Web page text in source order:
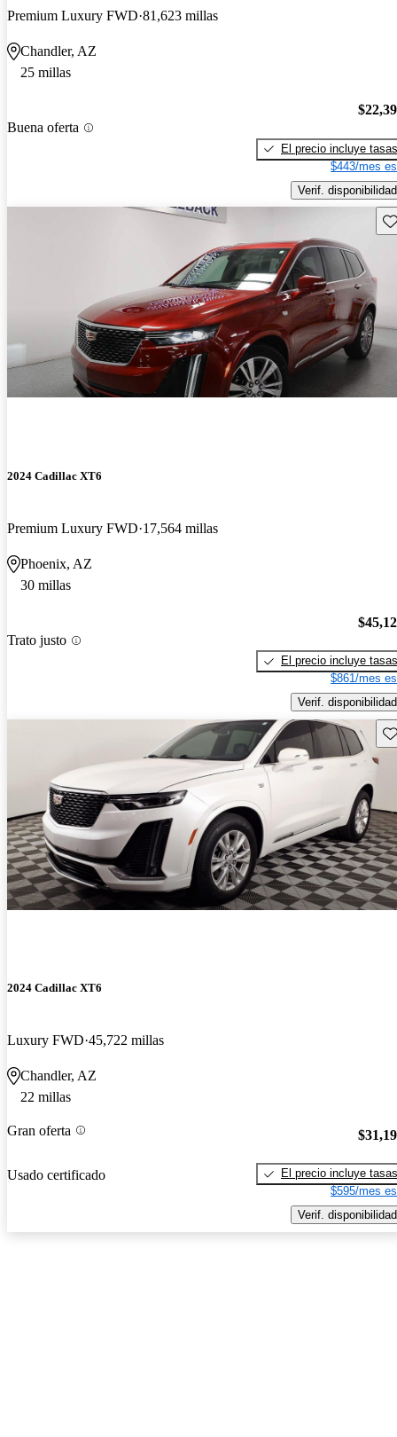
Premium Luxury FWD 81,623 millas
Chandler, AZ
25 millas
Buena oferta
El precio incluye tasas
$443/mes
Verif. disponibilidad
2024 Cadillac XT6
Premium Luxury FWD 17,564 millas
Phoenix, AZ
30 millas
Trato justo
El precio incluye tasas
$861/mes
Verif. disponibilidad
2024 Cadillac XT6
Luxury FWD 45,722 millas
Chandler, AZ
22 millas
Gran oferta
Usado certificado
El precio incluye tasas
$595/mes
Verif. disponibilidad